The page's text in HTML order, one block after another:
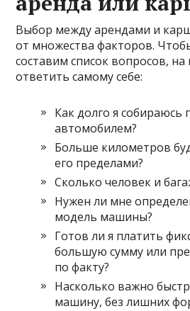
Выбор между арендами и
от множества факторов.
составим список вопросов,
ответить самому себе:
Как долго я собираюсь
автомобилем?
Больше километров
его пределами?
Сколько человек и
Нужен ли мне
модель машины?
Готов ли я платить
большую сумму или
по факту?
Насколько важно
машину, без лишних